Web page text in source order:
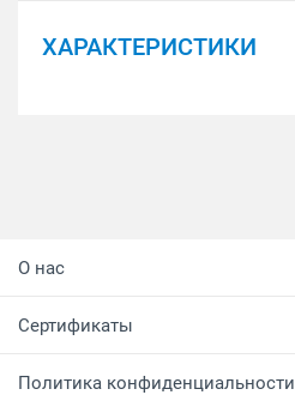
ХАРАКТЕРИСТИКИ
О нас
Сертификаты
Политика конфиденциальности